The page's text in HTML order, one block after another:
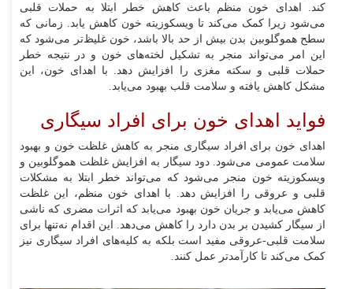
کند. اهدای خون منظم باعث کاهش خطر ابتلا به حملات قلبی
می‌شود زیرا کمک می‌کند تا ویسکوزیته خون کاهش یابد. زمانی که
سطح هموگلوبین بدن بیش از حد بالا باشد، خون غلیظ‌تر می‌شود که
این امر می‌تواند منجر به تشکیل لخته‌های خون و در نتیجه خطر
حملات قلبی و سکته مغزی را افزایش دهد. با اهدای خون، این
مشکل کاهش یافته و سلامت قلب بهبود می‌یابد.
فواید اهدای خون برای افراد سیگاری
اهدای خون برای افراد سیگاری منجر به کاهش غلظت خون و بهبود
سلامت عمومی می‌شود. دود سیگار به افزایش غلظت هموگلوبین و
ویسکوزیته خون منجر می‌شود که می‌تواند خطر ابتلا به مشکلات
قلبی و عروقی را افزایش دهد. با اهدای خون منظم، این غلظت
کاهش می‌یابد و جریان خون بهبود می‌یابد که اثرات مضری که ناشی
از سیگار کشیدن بر بدن دارد را کاهش می‌دهد. این اقدام نه‌تنها برای
سلامت قلبی-عروقی مفید است بلکه به کلیه‌های افراد سیگاری نیز
کمک می‌کند تا کارآمدتر عمل کنند.